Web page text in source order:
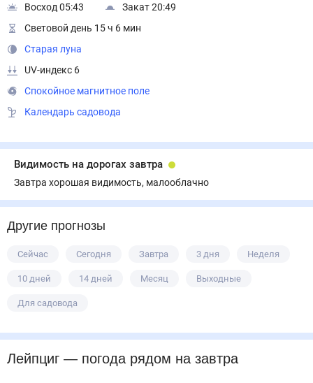
Восход 05:43
Закат 20:49
Световой день 15 ч 6 мин
Старая луна
UV-индекс 6
Спокойное магнитное поле
Календарь садовода
Видимость на дорогах завтра
Завтра хорошая видимость, малооблачно
Другие прогнозы
Сейчас Сегодня Завтра 3 дня Неделя
10 дней 14 дней Месяц Выходные
Для садовода
Лейпциг — погода рядом на завтра